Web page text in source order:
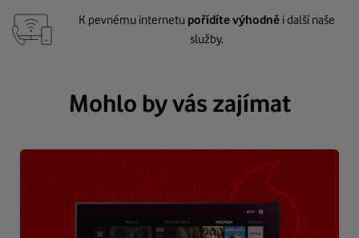
K pevnému internetu pořídíte výhodně i další naše
služby.
Mohlo by vás zajímat